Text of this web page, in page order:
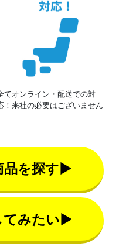
てオンライン・配送での対
！来社の必要はございません
品を探す▶
てみたい▶